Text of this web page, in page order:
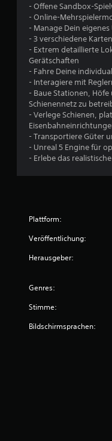
i
e
b
e
r
ü
h
r
u
n
g
s
e
m
p
f
c
e
e
- Offene Sandbox-
- Online-
- Manage Dein
- 3 verschiedene Karten
- Extrem detaillierte
Gerätschaften
- Fahre Deine
- Interagiere mit
- Baue Stationen,
Schienennetz zu
- Verlege Schienen,
- Transportiere Güter
- Unreal 5 Engine für
- Erlebe das
Plattform:
Veröffentlichung:
Herausgeber:
Genres:
Stimme:
Bildschirmsprachen: